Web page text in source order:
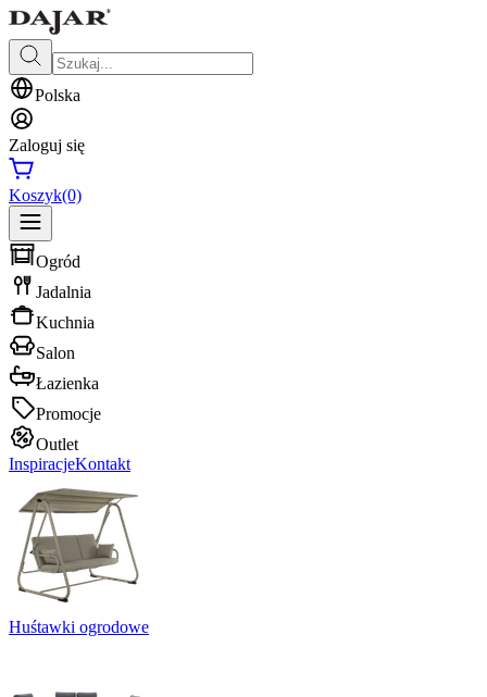
Polska
Zaloguj się
Koszyk(0)
Ogród
Jadalnia
Kuchnia
Salon
Łazienka
Promocje
Outlet
InspiracjeKontakt
Huśtawki ogrodowe